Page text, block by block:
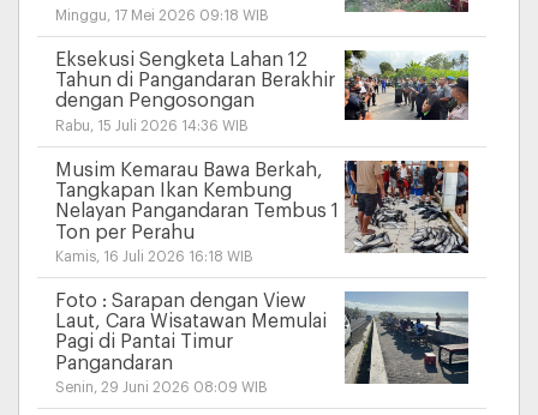
Minggu, 17 Mei 2026 09:18 WIB
Eksekusi Sengketa Lahan 12
Tahun di Pangandaran Berakhir
dengan Pengosongan
Rabu, 15 Juli 2026 14:36 WIB
Musim Kemarau Bawa Berkah,
Tangkapan Ikan Kembung
Nelayan Pangandaran Tembus 1
Ton per Perahu
Kamis, 16 Juli 2026 16:18 WIB
Foto : Sarapan dengan View
Laut, Cara Wisatawan Memulai
Pagi di Pantai Timur
Pangandaran
Senin, 29 Juni 2026 08:09 WIB